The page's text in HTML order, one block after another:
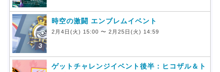
時空の激闘 エンブレムイベント
2月4日(火) 15:00 〜 2月25日(火) 14:59
ゲットチャレンジイベント後半：ヒコザル＆ト